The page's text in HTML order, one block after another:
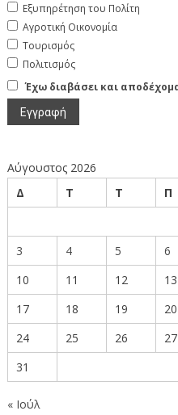
Εξυπηρέτηση του Πολίτη
Αγροτική Οικονομία
Τουρισμός
Πολιτισμός
Έχω διαβάσει και
Αύγουστος 2026
Δ
Τ Τ Π
3
4 5 6
10
11 12 13
17
18 19 20
24
25 26 27
31
« Ιούλ